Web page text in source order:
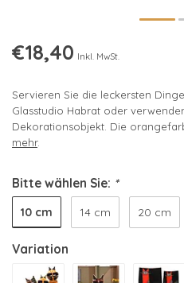
€18,40 Inkl. MwSt.
Servieren Sie die leckersten
Glasstudio Habrat oder
Dekorationsobjekt. Die
mehr.
Bitte wählen Sie: *
10 cm 14 cm 20 cm
Variation